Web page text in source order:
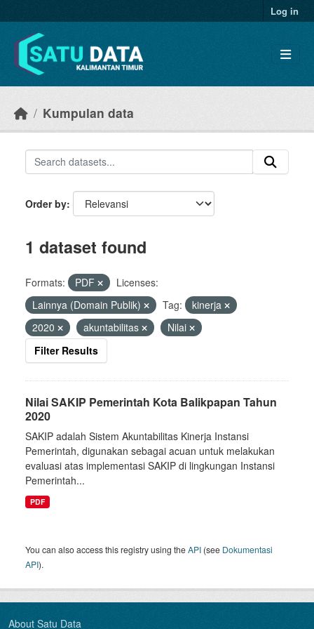
Log in
Kumpulan data
Order by
1 dataset found
Formats: PDF
Licenses:
Lainnya (Domain Publik)
Tag:
kinerja
2020
akuntabilitas
Nilai
Filter Results
Nilai SAKIP Pemerintah Kota Balikpapan Tahun
2020
SAKIP adalah Sistem Akuntabilitas Kinerja Instansi
Pemerintah, digunakan sebagai acuan untuk melakukan
evaluasi atas implementasi SAKIP di lingkungan Instansi
Pemerintah...
PDF
You can also access this registry using theAPI (see Dokumentasi
API).
About Satu Data